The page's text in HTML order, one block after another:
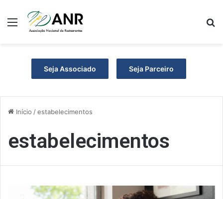
Menu
Seja Associado Seja Parceiro
Início /estabelecimentos
estabelecimentos